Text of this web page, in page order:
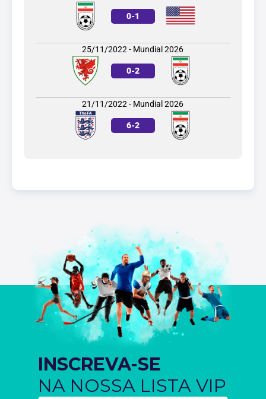
0-1
25/11/2022 - Mundial 2026
0-2
21/11/2022 - Mundial 2026
6-2
INSCREVA-SE
NA NOSSA LISTA VIP